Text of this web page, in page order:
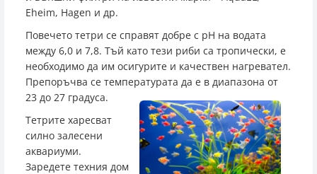
Eheim, Hagen и др.
Повечето тетри се справят добре с pH на водата
между 6,0 и 7,8. Тъй като тези риби са тропически, е
необходимо да им осигурите и качествен нагревател.
Препоръчва се температурата да е в диапазона от
23 до 27 градуса.
Тетрите харесват
силно залесени
аквариуми.
Заредете техния дом